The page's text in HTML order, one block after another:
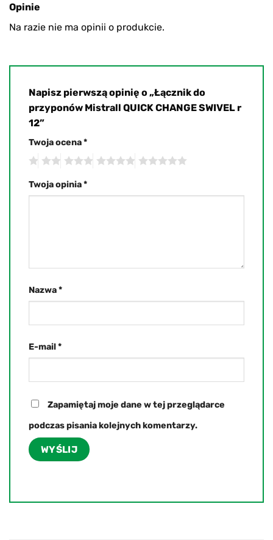
Opinie
Na razie nie ma opinii o produkcie.
Napisz pierwszą opinię o „Łącznik do
przyponów Mistrall QUICK CHANGE SWIVEL r
12”
Twoja ocena*
Twoja opinia*
Nazwa*
E-mail*
Zapamiętaj moje dane w tej przeglądarce
podczas pisania kolejnych komentarzy.